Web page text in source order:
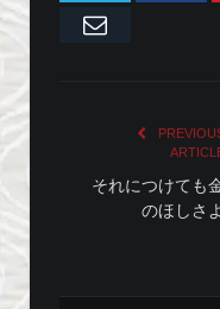
Email
それにつけても
のほしさよ